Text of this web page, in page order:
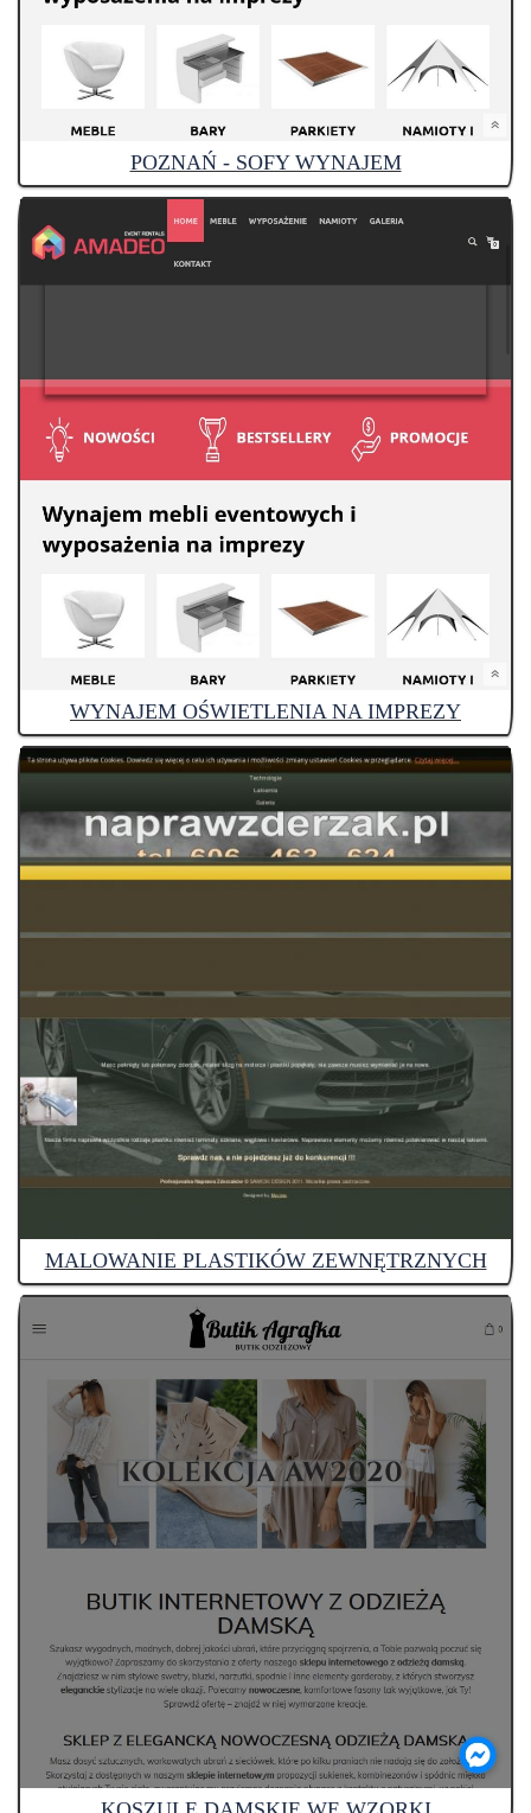
POZNAŃ - SOFY WYNAJEM
WYNAJEM OŚWIETLENIA NA IMPREZY
MALOWANIE PLASTIKÓW ZEWNĘTRZNYCH